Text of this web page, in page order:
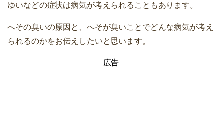
ゆいなどの症状は病気が考えられることもあります。
へその臭いの原因と、へそが臭いことでどんな病気が考え
られるのかをお伝えしたいと思います。
広告